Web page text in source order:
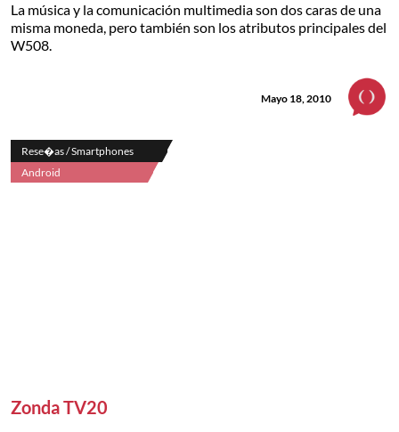
La música y la comunicación multimedia son dos caras de una
misma moneda, pero también son los atributos principales del
W508.
Mayo 18, 2010
Rese�as / Smartphones
Android
Zonda TV20